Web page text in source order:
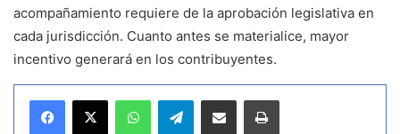
acompañamiento requiere de la aprobación legislativa en
cada jurisdicción. Cuanto antes se materialice, mayor
incentivo generará en los contribuyentes.
Telegram